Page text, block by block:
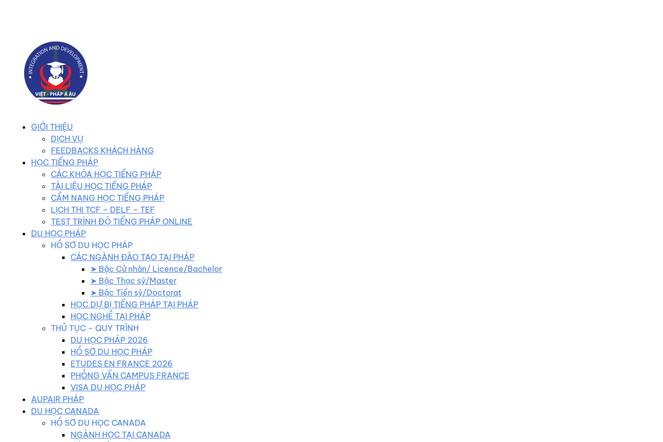
GIỚI THIỆU
DỊCH VỤ
FEEDBACKS KHÁCH HÀNG
HỌC TIẾNG PHÁP
CÁC KHÓA HỌC TIẾNG PHÁP
TÀI LIỆU HỌC TIẾNG PHÁP
CẨM NANG HỌC TIẾNG PHÁP
LỊCH THI TCF – DELF – TEF
TEST TRÌNH ĐỘ TIẾNG PHÁP ONLINE
DU HỌC PHÁP
HỒ SƠ DU HỌC PHÁP
CÁC NGÀNH ĐÀO TẠO TẠI PHÁP
➤ Bậc Cử nhân/ Licence/Bachelor
➤ Bậc Thạc sỹ/Master
➤ Bậc Tiến sỹ/Doctorat
HỌC DỰ BỊ TIẾNG PHÁP TẠI PHÁP
HỌC NGHỀ TẠI PHÁP
THỦ TỤC – QUY TRÌNH
DU HỌC PHÁP 2026
HỒ SƠ DU HỌC PHÁP
ETUDES EN FRANCE 2026
PHỎNG VẤN CAMPUS FRANCE
VISA DU HỌC PHÁP
AUPAIR PHÁP
DU HỌC CANADA
HỒ SƠ DU HỌC CANADA
NGÀNH HỌC TẠI CANADA